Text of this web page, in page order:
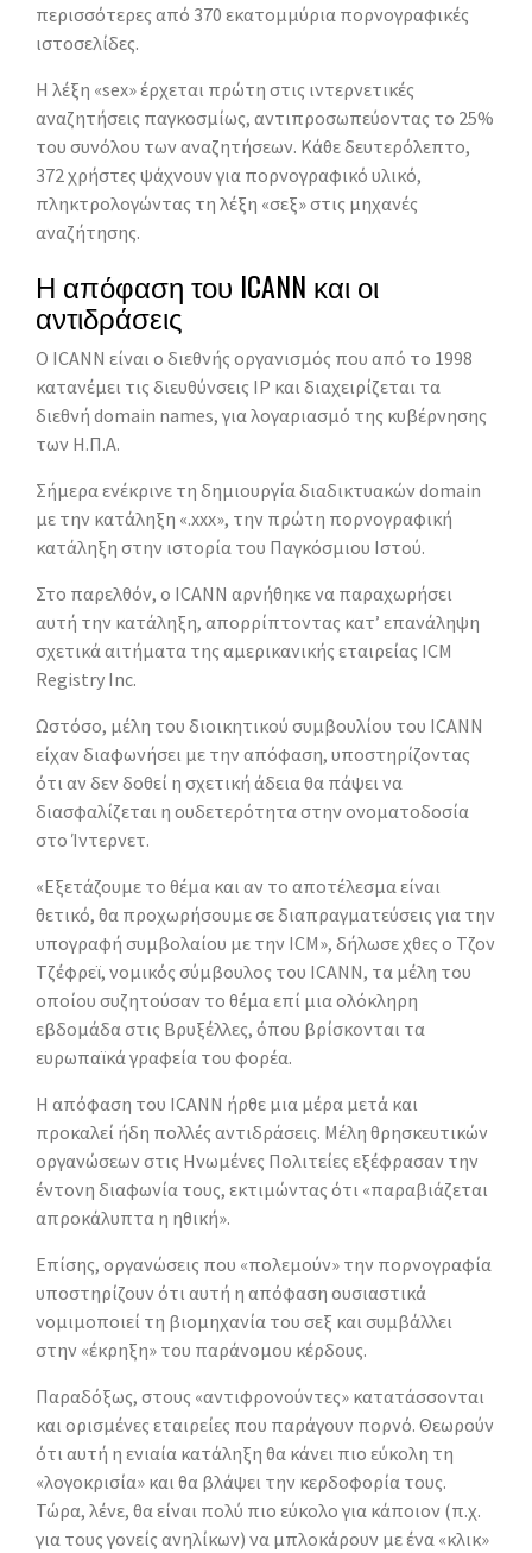
περισσότερες από 370 εκατομμύρια πορνογραφικές
ιστοσελίδες.
Η λέξη «sex» έρχεται πρώτη στις ιντερνετικές
αναζητήσεις παγκοσμίως, αντιπροσωπεύοντας το 25%
του συνόλου των αναζητήσεων. Κάθε δευτερόλεπτο,
372 χρήστες ψάχνουν για πορνογραφικό υλικό,
πληκτρολογώντας τη λέξη «σεξ» στις μηχανές
αναζήτησης.
Η απόφαση του ICANN και οι
αντιδράσεις
Ο ICANN είναι ο διεθνής οργανισμός που από το 1998
κατανέμει τις διευθύνσεις IP και διαχειρίζεται τα
διεθνή domain names, για λογαριασμό της κυβέρνησης
των Η.Π.Α.
Σήμερα ενέκρινε τη δημιουργία διαδικτυακών domain
με την κατάληξη «.xxx», την πρώτη πορνογραφική
κατάληξη στην ιστορία του Παγκόσμιου Ιστού.
Στο παρελθόν, ο ICANN αρνήθηκε να παραχωρήσει
αυτή την κατάληξη, απορρίπτοντας κατ’ επανάληψη
σχετικά αιτήματα της αμερικανικής εταιρείας ICM
Registry Inc.
Ωστόσο, μέλη του διοικητικού συμβουλίου του ICANN
είχαν διαφωνήσει με την απόφαση, υποστηρίζοντας
ότι αν δεν δοθεί η σχετική άδεια θα πάψει να
διασφαλίζεται η ουδετερότητα στην ονοματοδοσία
στο Ίντερνετ.
«Εξετάζουμε το θέμα και αν το αποτέλεσμα είναι
θετικό, θα προχωρήσουμε σε διαπραγματεύσεις για την
υπογραφή συμβολαίου με την ICM», δήλωσε χθες ο Τζον
Τζέφρεϊ, νομικός σύμβουλος του ICANN, τα μέλη του
οποίου συζητούσαν το θέμα επί μια ολόκληρη
εβδομάδα στις Βρυξέλλες, όπου βρίσκονται τα
ευρωπαϊκά γραφεία του φορέα.
Η απόφαση του ICANN ήρθε μια μέρα μετά και
προκαλεί ήδη πολλές αντιδράσεις. Μέλη θρησκευτικών
οργανώσεων στις Ηνωμένες Πολιτείες εξέφρασαν την
έντονη διαφωνία τους, εκτιμώντας ότι «παραβιάζεται
απροκάλυπτα η ηθική».
Επίσης, οργανώσεις που «πολεμούν» την πορνογραφία
υποστηρίζουν ότι αυτή η απόφαση ουσιαστικά
νομιμοποιεί τη βιομηχανία του σεξ και συμβάλλει
στην «έκρηξη» του παράνομου κέρδους.
Παραδόξως, στους «αντιφρονούντες» κατατάσσονται
και ορισμένες εταιρείες που παράγουν πορνό. Θεωρούν
ότι αυτή η ενιαία κατάληξη θα κάνει πιο εύκολη τη
«λογοκρισία» και θα βλάψει την κερδοφορία τους.
Τώρα, λένε, θα είναι πολύ πιο εύκολο για κάποιον (π.χ.
για τους γονείς ανηλίκων) να μπλοκάρουν με ένα «κλικ»